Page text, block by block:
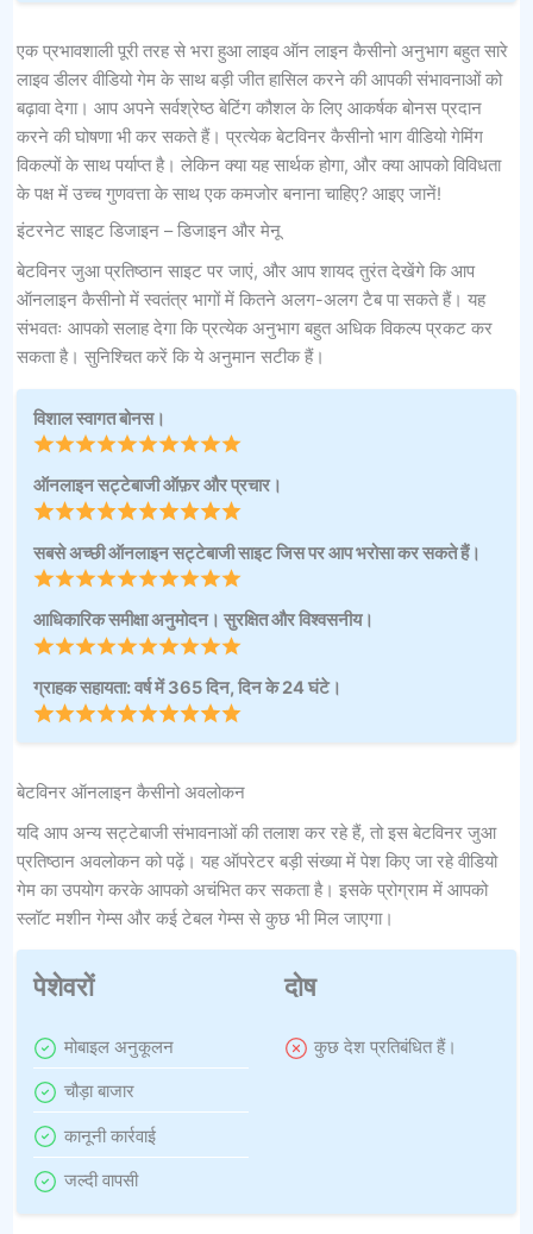
एक प्रभावशाली पूरी तरह से भरा हुआ लाइव ऑन लाइन कैसीनो अनुभाग बहुत सारे
लाइव डीलर वीडियो गेम के साथ बड़ी जीत हासिल करने की आपकी संभावनाओं को
बढ़ावा देगा। आप अपने सर्वश्रेष्ठ बेटिंग कौशल के लिए आकर्षक बोनस प्रदान
करने की घोषणा भी कर सकते हैं। प्रत्येक बेटविनर कैसीनो भाग वीडियो गेमिंग
विकल्पों के साथ पर्याप्त है। लेकिन क्या यह सार्थक होगा, और क्या आपको विविधता
के पक्ष में उच्च गुणवत्ता के साथ एक कमजोर बनाना चाहिए? आइए जानें!
इंटरनेट साइट डिजाइन – डिजाइन और मेनू
बेटविनर जुआ प्रतिष्ठान साइट पर जाएं, और आप शायद तुरंत देखेंगे कि आप
ऑनलाइन कैसीनो में स्वतंत्र भागों में कितने अलग-अलग टैब पा सकते हैं। यह
संभवतः आपको सलाह देगा कि प्रत्येक अनुभाग बहुत अधिक विकल्प प्रकट कर
सकता है। सुनिश्चित करें कि ये अनुमान सटीक हैं।
विशाल स्वागत बोनस।
ऑनलाइन सट्टेबाजी ऑफ़र और प्रचार।
सबसे अच्छी ऑनलाइन सट्टेबाजी साइट जिस पर आप भरोसा कर सकते हैं।
आधिकारिक समीक्षा अनुमोदन। सुरक्षित और विश्वसनीय।
ग्राहक सहायता: वर्ष में 365 दिन, दिन के 24 घंटे।
बेटविनर ऑनलाइन कैसीनो अवलोकन
यदि आप अन्य सट्टेबाजी संभावनाओं की तलाश कर रहे हैं, तो इस बेटविनर जुआ
प्रतिष्ठान अवलोकन को पढ़ें। यह ऑपरेटर बड़ी संख्या में पेश किए जा रहे वीडियो
गेम का उपयोग करके आपको अचंभित कर सकता है। इसके प्रोग्राम में आपको
स्लॉट मशीन गेम्स और कई टेबल गेम्स से कुछ भी मिल जाएगा।
पेशेवरों
मोबाइल अनुकूलन
चौड़ा बाजार
कानूनी कार्रवाई
जल्दी वापसी
दोष
कुछ देश प्रतिबंधित हैं।